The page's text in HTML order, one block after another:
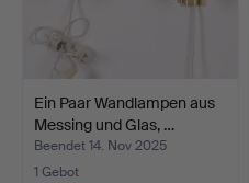
Ein Paar Wandlampen aus
Messing und Glas, …
Beendet 14. Nov 2025
1 Gebot